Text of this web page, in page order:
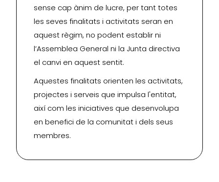
sense cap ànim de lucre, per tant totes
les seves finalitats i activitats seran en
aquest règim, no podent establir ni
l’Assemblea General ni la Junta directiva
el canvi en aquest sentit.
Aquestes finalitats orienten les activitats,
projectes i serveis que impulsa l'entitat,
així com les iniciatives que desenvolupa
en benefici de la comunitat i dels seus
membres.